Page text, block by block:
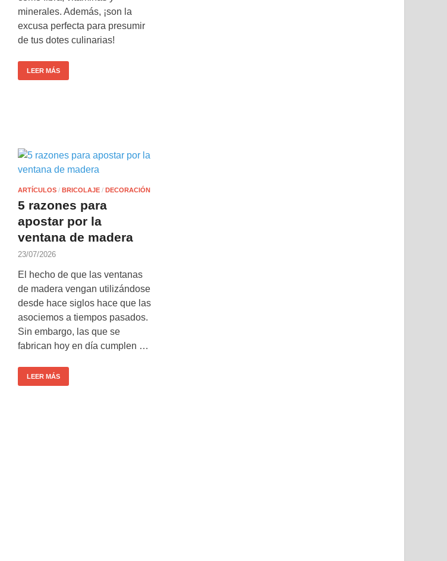
minerales. Además, ¡son la
excusa perfecta para presumir
de tus dotes culinarias!
LEER MÁS
ARTÍCULOS / BRICOLAJE / DECORACIÓN
5 razones para
apostar por la
ventana de madera
23/07/2026
El hecho de que las ventanas
de madera vengan utilizándose
desde hace siglos hace que las
asociemos a tiempos pasados.
Sin embargo, las que se
fabrican hoy en día cumplen …
LEER MÁS